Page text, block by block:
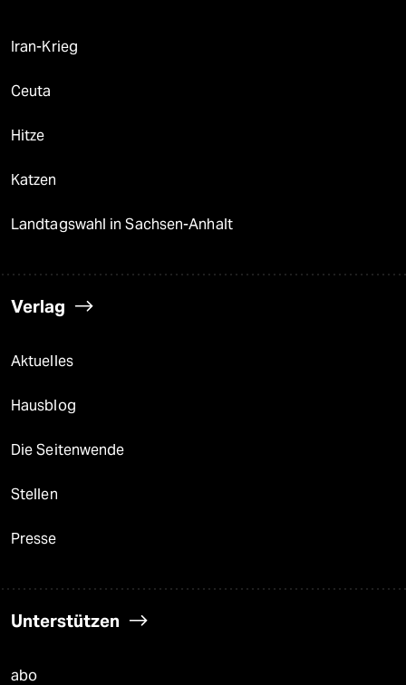
Iran-Krieg
Ceuta
Hitze
Katzen
Landtagswahl in Sachsen-Anhalt
Verlag
Aktuelles
Hausblog
Die Seitenwende
Stellen
Presse
Unterstützen
abo